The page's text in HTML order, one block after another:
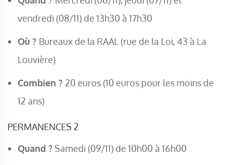
vendredi (08/11) de 13h30 à 17h30
Où ? Bureaux de la RAAL (rue de la Loi, 43 à La
Louvière)
Combien ? 20 euros (10 euros pour les moins de
12 ans)
PERMANENCES 2
Quand ? Samedi (09/11) de 10h00 à 16h00